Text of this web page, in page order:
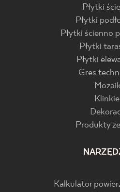
Płytki
Płytki
Płytki ścienno
Płytki
Płytki
Gres
Produkty ze
Kalkulator